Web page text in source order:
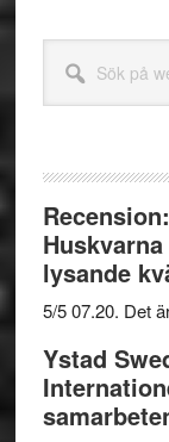
webbplatsen
lysande
5/5 07.20. Det
Ystad